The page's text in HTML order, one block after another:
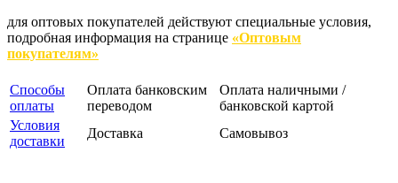
для оптовых покупателей действуют специальные условия,
подробная информация на странице «Оптовым
покупателям»
Способы
оплаты
Оплата банковским
переводом
Оплата наличными /
банковской картой
Условия
доставки
Доставка Самовывоз